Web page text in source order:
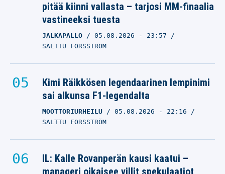
pitää kiinni vallasta – tarjosi MM-finaalia
vastineeksi tuesta
JALKAPALLO 05.08.2026 - 23:57
SALTTU FORSSTRÖM
Kimi Räikkösen legendaarinen lempinimi
sai alkunsa F1-legendalta
MOOTTORIURHEILU 05.08.2026 - 22:16
SALTTU FORSSTRÖM
IL: Kalle Rovanperän kausi kaatui –
manageri oikaisee villit spekulaatiot